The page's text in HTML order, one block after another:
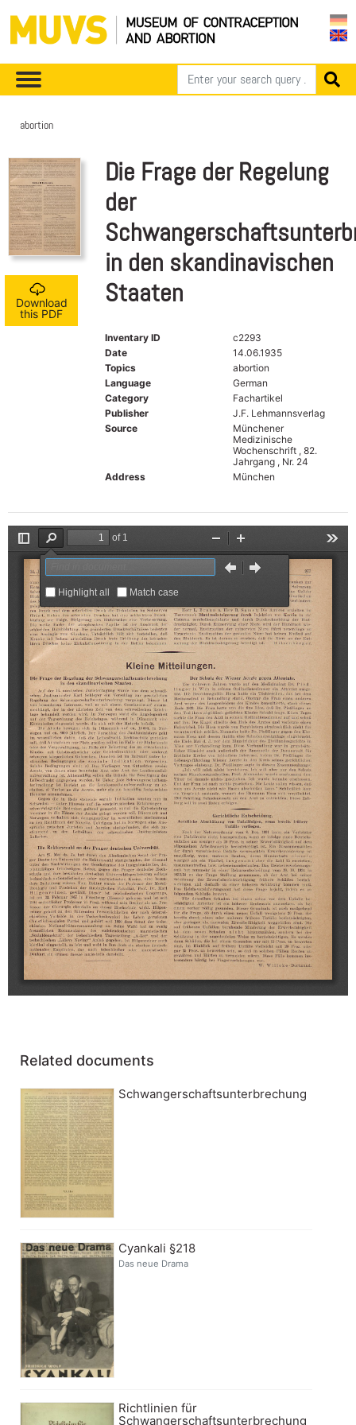
abortion
Download
this PDF
Die Frage der Regelung
der
in den skandinavischen
Staaten
Inventary ID
c2293
Date
14.06.1935
Topics
abortion
Language
German
Category
Fachartikel
Publisher
J.F. Lehmannsverlag
Source
Münchener
Medizinische
Wochenschrift , 82.
Jahrgang , Nr. 24
Address
München
Related documents
Schwangerschaftsunterbrechung
Cyankali §218
Das neue Drama
Richtlinien für
Schwangerschaftsunterbrechung